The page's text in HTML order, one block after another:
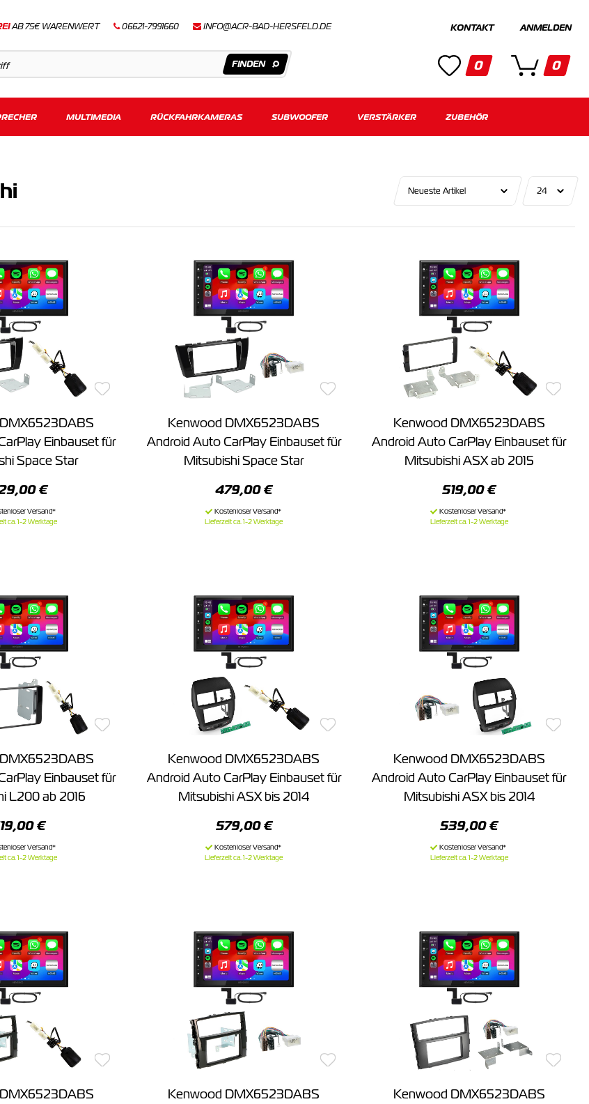
AB 75€ WARENWERT 06621-7991660 INFO@ACR-BAD-HERSFELD.DE
Kategorien
KONTAKT
0
ANMELDEN
0
MULTIMEDIA RÜCKFAHRKAMERAS SUBWOOFER VERSTÄRKER ZUBEHÖR
Einbauset für
Space Star
€
ca. 1-2 Werktage
Kenwood DMX6523DABS
Android Auto CarPlay Einbauset für
Mitsubishi Space Star
479,00 €
Lieferzeit ca. 1-2 Werktage
Kenwood DMX6523DABS
Android Auto CarPlay Einbauset für
Mitsubishi ASX ab 2015
519,00 €
Lieferzeit ca. 1-2 Werktage
Einbauset für
L200 ab 2016
€
ca. 1-2 Werktage
Kenwood DMX6523DABS
Android Auto CarPlay Einbauset für
Mitsubishi ASX bis 2014
579,00 €
Lieferzeit ca. 1-2 Werktage
Kenwood DMX6523DABS
Android Auto CarPlay Einbauset für
Mitsubishi ASX bis 2014
539,00 €
Lieferzeit ca. 1-2 Werktage
Kenwood DMX6523DABS
Kenwood DMX6523DABS